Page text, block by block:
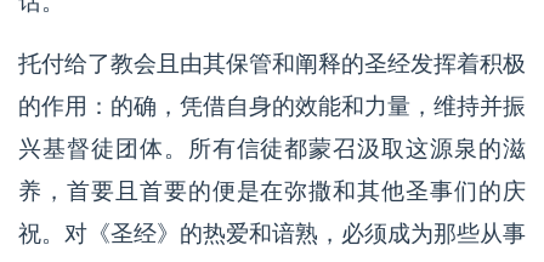
托付给了教会且由其保管和阐释的圣经发挥着积极
的作用：的确，凭借自身的效能和力量，维持并振
兴基督徒团体。所有信徒都蒙召汲取这源泉的滋
养，首要且首要的便是在弥撒和其他圣事们的庆
祝。对《圣经》的热爱和谙熟，必须成为那些从事